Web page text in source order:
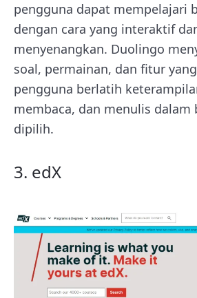
pengguna dapat mempelajari
dengan cara yang interaktif
menyenangkan. Duolingo
soal, permainan, dan fitur
pengguna berlatih
membaca, dan menulis dalam
dipilih.
3. edX